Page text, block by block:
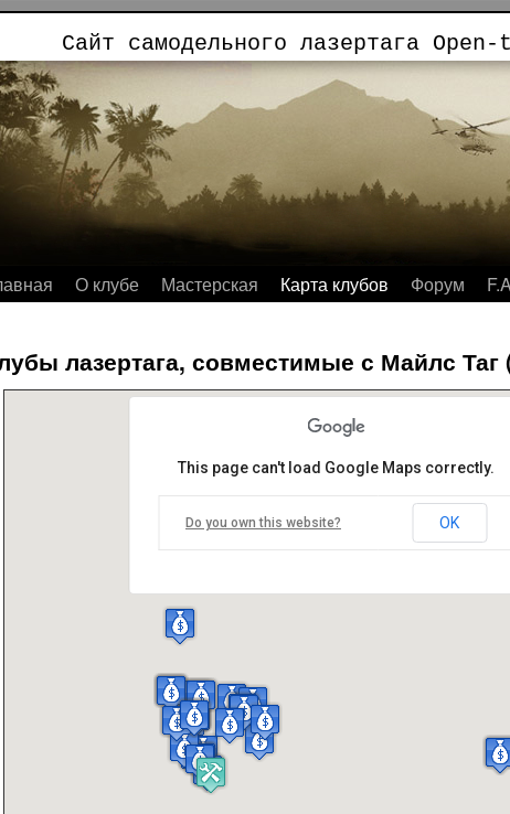
Сайт самодельного лазертага
О клубе Мастерская Карта клубов Форум
лазертага, совместимые с Майлс Таг
This page can't load Google Maps correctly.
Do you own this website? OK